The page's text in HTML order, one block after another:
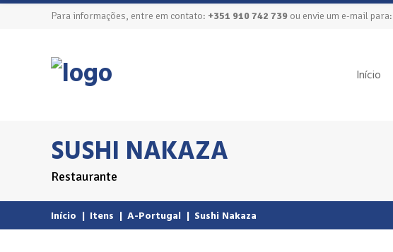
Para informações, entre em contato: +351 910 742 739 ou envie um e-mail para:
Início
SUSHI NAKAZA
Restaurante
Início | Itens | A-Portugal | Sushi Nakaza